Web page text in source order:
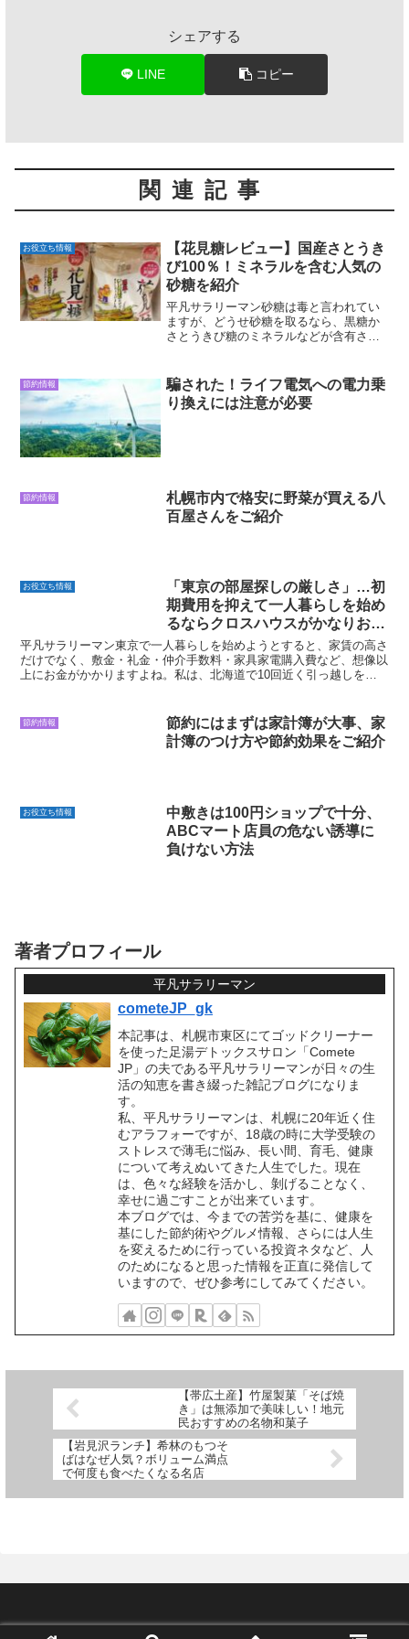
シェアする
LINE コピー
関連記事
お役立ち情報
【花見糖レビュー】国産さとうき
び100％！ミネラルを含む人気の
砂糖を紹介
平凡サラリーマン砂糖は毒と言われてい
ますが、どうせ砂糖を取るなら、黒糖か
さとうきび糖のミネラルなどが含有され
と使っていますが、トライアルに今まで
買っていたさとうきび糖よ...
節約情報
騙された！ライフ電気への電力乗
り換えには注意が必要
節約情報
札幌市内で格安に野菜が買える八
百屋さんをご紹介
お役立ち情報
「東京の部屋探しの厳しさ」…初
期費用を抑えて一人暮らしを始め
るならクロスハウスがかなりおす
すめ
平凡サラリーマン東京で一人暮らしを始めようとすると、家賃の高さ
だけでなく、敷金・礼金・仲介手数料・家具家電購入費など、想像以
上にお金がかかりますよね。私は、北海道で10回近く引っ越しをし
節約情報
節約にはまずは家計簿が大事、家
計簿のつけ方や節約効果をご紹介
お役立ち情報
中敷きは100円ショップで十分、
ABCマート店員の危ない誘導に
負けない方法
著者プロフィール
平凡サラリーマン
cometeJP_gk
本記事は、札幌市東区にてゴッドクリーナー
を使った足湯デトックスサロン「Comete
JP」の夫である平凡サラリーマンが日々の生
活の知恵を書き綴った雑記ブログになりま
す。
私、平凡サラリーマンは、札幌に20年近く住
むアラフォーですが、18歳の時に大学受験の
ストレスで薄毛に悩み、長い間、育毛、健康
について考えぬいてきた人生でした。現在
は、色々な経験を活かし、剝げることなく、
幸せに過ごすことが出来ています。
本ブログでは、今までの苦労を基に、健康を
基にした節約術やグルメ情報、さらには人生
を変えるために行っている投資ネタなど、人
のためになると思った情報を正直に発信して
いますので、ぜひ参考にしてみてください。
【帯広土産】竹屋製菓「そば焼
き」は無添加で美味しい！地元
民おすすめの名物和菓子
【岩見沢ランチ】希林のもつそ
ばはなぜ人気？ボリューム満点
で何度も食べたくなる名店